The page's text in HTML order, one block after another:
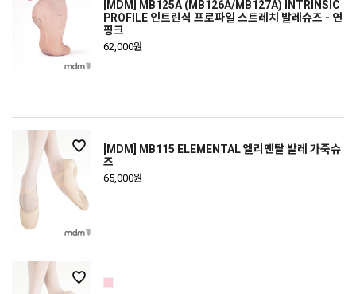
[MDM] MB125A (MB126A/MB127A) INTRINSIC
PROFILE 인트린식 프로파일 스트레치 발레슈즈 - 연
핑크
62,000원
[MDM] MB115 ELEMENTAL 엘리멘탈 발레 가죽슈
즈
65,000원